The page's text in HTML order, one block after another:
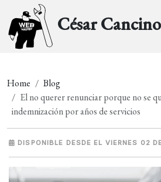
César Cancino
Home
Blog
El no querer renunciar porque no se
indemnización por años de servicios
DISPONIBLE DESDE EL VIERNES 02